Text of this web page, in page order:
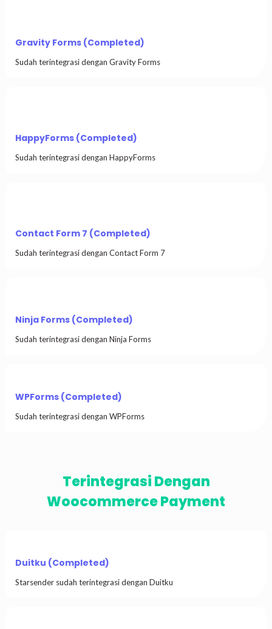
Gravity Forms (Completed)
Sudah terintegrasi dengan Gravity Forms
HappyForms (Completed)
Sudah terintegrasi dengan HappyForms
Contact Form 7 (Completed)
Sudah terintegrasi dengan Contact Form 7
Ninja Forms (Completed)
Sudah terintegrasi dengan Ninja Forms
WPForms (Completed)
Sudah terintegrasi dengan WPForms
Terintegrasi Dengan
Woocommerce Payment
Duitku (Completed)
Starsender sudah terintegrasi dengan Duitku